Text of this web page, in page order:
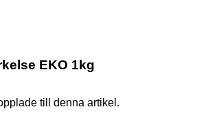
EKO 1kg
till denna artikel.